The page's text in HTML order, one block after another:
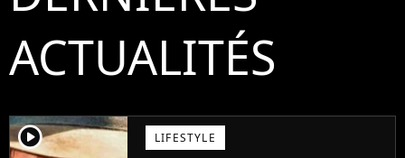
ACTUALITÉS
player2 LIFESTYLE